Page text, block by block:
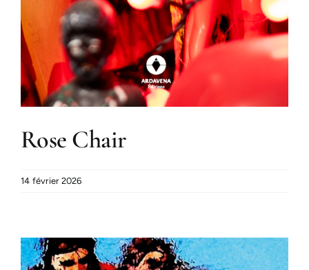
Rose Chair
14 février 2026